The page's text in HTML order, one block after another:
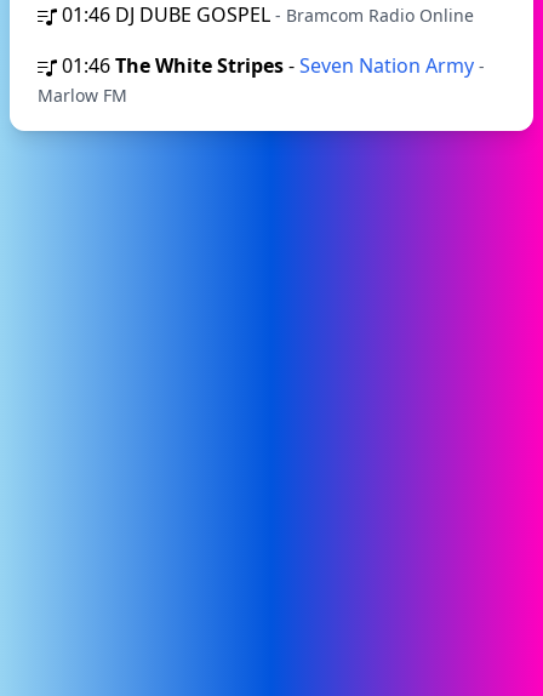
01:46 DJ DUBE GOSPEL - Bramcom Radio Online
01:46The White Stripes-Seven Nation Army -
Marlow FM